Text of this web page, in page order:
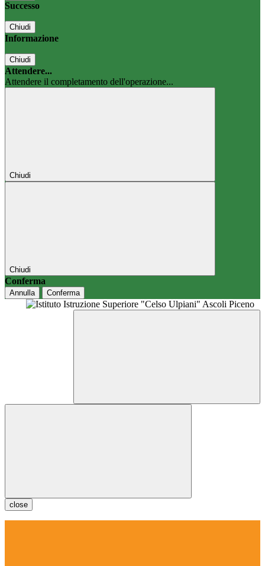
Successo
Chiudi
Informazione
Chiudi
Attendere...
Attendere il completamento dell'operazione...
Chiudi
Chiudi
Conferma
Annulla Conferma
close